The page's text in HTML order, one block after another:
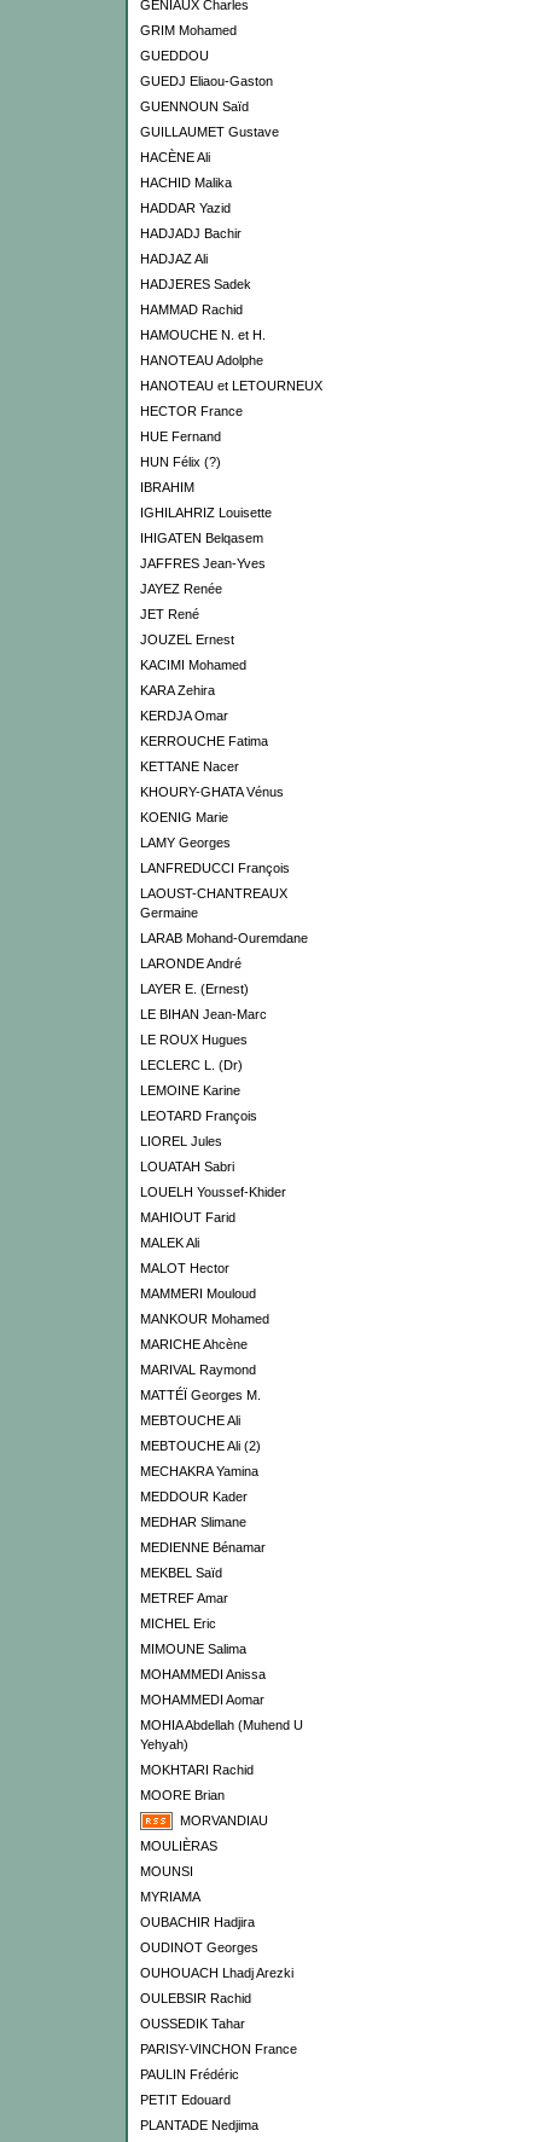
GENIAUX Charles
GRIM Mohamed
GUEDDOU
GUEDJ Eliaou-Gaston
GUENNOUN Saïd
GUILLAUMET Gustave
HACÈNE Ali
HACHID Malika
HADDAR Yazid
HADJADJ Bachir
HADJAZ Ali
HADJERES Sadek
HAMMAD Rachid
HAMOUCHE N. et H.
HANOTEAU Adolphe
HANOTEAU et LETOURNEUX
HECTOR France
HUE Fernand
HUN Félix (?)
IBRAHIM
IGHILAHRIZ Louisette
IHIGATEN Belqasem
JAFFRES Jean-Yves
JAYEZ Renée
JET René
JOUZEL Ernest
KACIMI Mohamed
KARA Zehira
KERDJA Omar
KERROUCHE Fatima
KETTANE Nacer
KHOURY-GHATA Vénus
KOENIG Marie
LAMY Georges
LANFREDUCCI François
LAOUST-CHANTREAUX
Germaine
LARAB Mohand-Ouremdane
LARONDE André
LAYER E. (Ernest)
LE BIHAN Jean-Marc
LE ROUX Hugues
LECLERC L. (Dr)
LEMOINE Karine
LEOTARD François
LIOREL Jules
LOUATAH Sabri
LOUELH Youssef-Khider
MAHIOUT Farid
MALEK Ali
MALOT Hector
MAMMERI Mouloud
MANKOUR Mohamed
MARICHE Ahcène
MARIVAL Raymond
MATTÉÏ Georges M.
MEBTOUCHE Ali
MEBTOUCHE Ali (2)
MECHAKRA Yamina
MEDDOUR Kader
MEDHAR Slimane
MEDIENNE Bénamar
MEKBEL Saïd
METREF Amar
MICHEL Eric
MIMOUNE Salima
MOHAMMEDI Anissa
MOHAMMEDI Aomar
MOHIA Abdellah (Muhend U
Yehyah)
MOKHTARI Rachid
MOORE Brian
MORVANDIAU
MOULIÈRAS
MOUNSI
MYRIAMA
OUBACHIR Hadjira
OUDINOT Georges
OUHOUACH Lhadj Arezki
OULEBSIR Rachid
OUSSEDIK Tahar
PARISY-VINCHON France
PAULIN Frédéric
PETIT Edouard
PLANTADE Nedjima